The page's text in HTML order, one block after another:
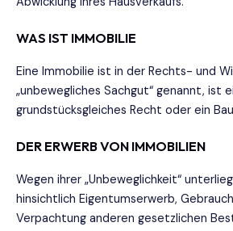
WAS IST IMMOBILIE
Eine Immobilie ist in der Rechts- und
„unbewegliches Sachgut“ genannt, ist
grundstücksgleiches Recht oder ein
DER ERWERB VON IMMOBILIEN
Wegen ihrer „Unbeweglichkeit“
hinsichtlich Eigentumserwerb,
Verpachtung anderen gesetzlichen